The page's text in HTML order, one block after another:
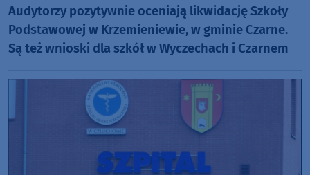
Audytorzy pozytywnie oceniają likwidację Szkoły
Podstawowej w Krzemieniewie, w gminie Czarne.
Są też wnioski dla szkół w Wyczechach i Czarnem